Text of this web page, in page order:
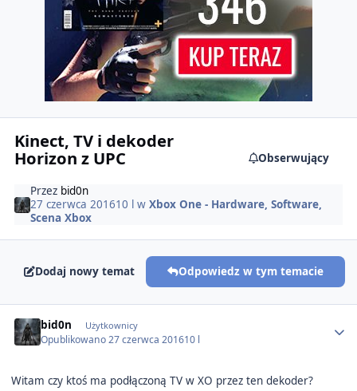
Kinect, TV i dekoder
Horizon z UPC Obserwujący
Przez bid0n
27 czerwca 201610 l w Xbox One - Hardware, Software,
Scena Xbox
Dodaj nowy temat Odpowiedz w tym temacie
bid0n Użytkownicy
Opublikowano27 czerwca 201610 l
Witam czy ktoś ma podłączoną TV w XO przez ten dekoder?